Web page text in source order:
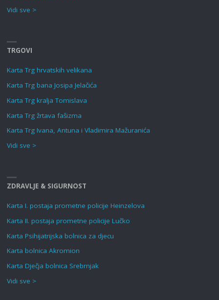
Vidi sve >
TRGOVI
Karta Trg hrvatskih velikana
Karta Trg bana Josipa Jelačića
Karta Trg kralja Tomislava
Karta Trg žrtava fašizma
Karta Trg Ivana, Antuna i Vladimira Mažuranića
Vidi sve >
ZDRAVLJE & SIGURNOST
Karta I. postaja prometne policije Heinzelova
Karta II. postaja prometne policije Lučko
Karta Psihijatrijska bolnica za djecu
Karta bolnica Akromion
Karta Dječja bolnica Srebrnjak
Vidi sve >